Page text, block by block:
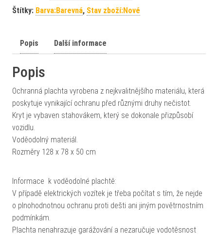
Štítky: Barva:Barevná, Stav zboží:Nové
Popis Další informace
Popis
Ochranná plachta vyrobena z nejkvalitnějšího materiálu, která
poskytuje vynikající ochranu před různými druhy nečistot.
Kryt je vybaven stahovákem, který se dokonale přizpůsobí
vozidlu.
Voděodolný materiál.
Rozměry 128 x 78 x 50 cm
Informace k voděodolné plachtě:
V případě elektrických vozítek je třeba počítat s tím, že nejde
o plnohodnotnou ochranu proti dešti ani jiným povětrnostním
podmínkám.
Plachta nenahrazuje garážování a nezaručuje vodotěsnost